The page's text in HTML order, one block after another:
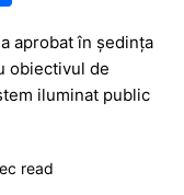
ta
je
z
aprobat în ședința
obiectivul de
iluminat public
read